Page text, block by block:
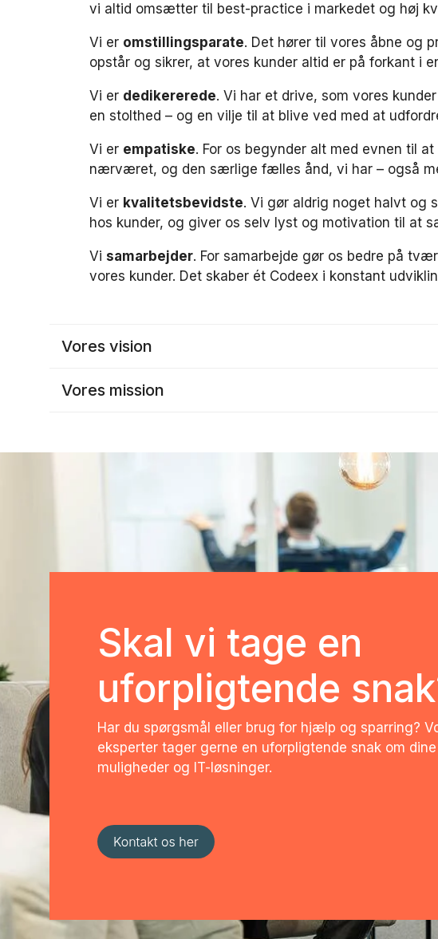
vi altid omsætter til best-practice i markedet og høj
Vi er omstillingsparate. Det hører til vores åbne og
opstår og sikrer, at vores kunder altid er på forkant i
Vi er dedikererede. Vi har et drive, som vores
en stolthed – og en vilje til at blive ved med at
Vi er empatiske. For os begynder alt med evnen til
nærværet, og den særlige fælles ånd, vi har – også
Vi er kvalitetsbevidste. Vi gør aldrig noget halvt og
hos kunder, og giver os selv lyst og motivation til at
Vi samarbejder. For samarbejde gør os bedre på
vores kunder. Det skaber ét Codeex i konstant
Vores vision
Vores mission
Skal vi tage en
uforpligtende
Har du spørgsmål eller brug for hjælp og sparring?
eksperter tager gerne en uforpligtende snak om dine
muligheder og IT-løsninger.